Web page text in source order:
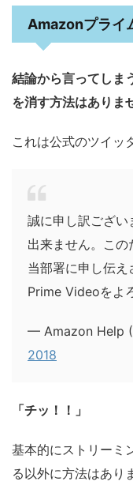
Amazonプライ
結論から言ってしま
を消す方法はありま
これは公式のツイッ
誠に申し訳ござい
出来ません。こ
当部署に申し伝
Prime Videoをよ
— Amazon Help
2018
「チッ！！」
基本的にストリーミ
る以外に方法はあり